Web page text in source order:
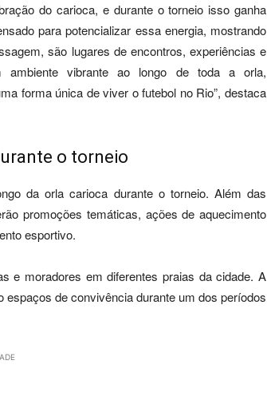
do carioca, e durante o torneio isso ganha
para potencializar essa energia, mostrando
são lugares de encontros, experiências e
ambiente vibrante ao longo de toda a orla,
forma única de viver o futebol no Rio”, destaca
o torneio
da orla carioca durante o torneio. Além das
promoções temáticas, ações de aquecimento
esportivo.
e moradores em diferentes praias da cidade. A
de convivência durante um dos períodos